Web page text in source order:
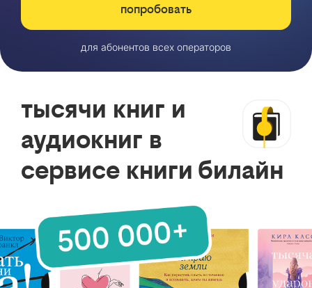
попробовать
для абонентов всех операторов
тысячи книг и
аудиокниг в
сервисе книги билайн